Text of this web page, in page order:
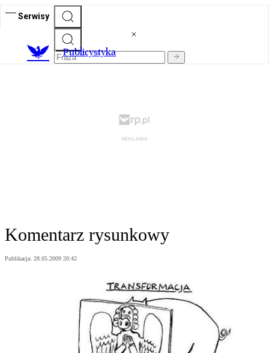
Serwisy
Publicystyka
Komentarz rysunkowy
Publikacja: 28.05.2009 20:42